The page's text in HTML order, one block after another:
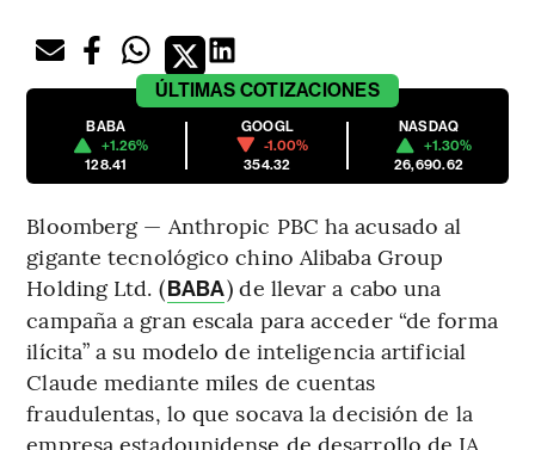
ÚLTIMAS COTIZACIONES
BABA
+1.26%
128.41
GOOGL
-1.00%
354.32
NASDAQ
+1.30%
26,690.62
Bloomberg — Anthropic PBC ha acusado al
gigante tecnológico chino Alibaba Group
Holding Ltd. (BABA) de llevar a cabo una
campaña a gran escala para acceder “de forma
ilícita” a su modelo de inteligencia artificial
Claude mediante miles de cuentas
fraudulentas, lo que socava la decisión de la
empresa estadounidense de desarrollo de IA